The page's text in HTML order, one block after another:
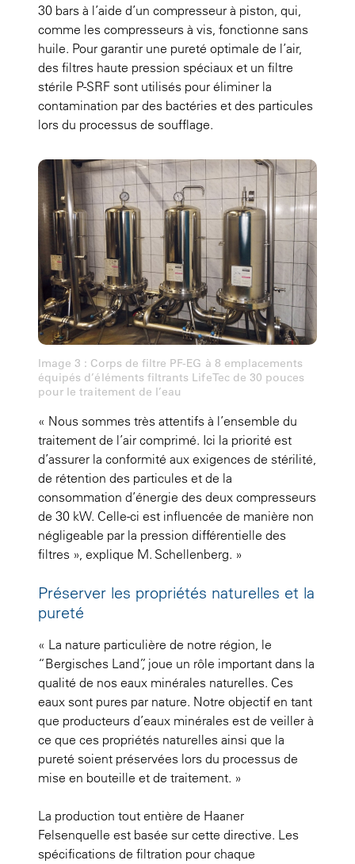
30 bars à l’aide d’un compresseur à piston, qui,
comme les compresseurs à vis, fonctionne sans
huile. Pour garantir une pureté optimale de l’air,
des filtres haute pression spéciaux et un filtre
stérile P-SRF sont utilisés pour éliminer la
contamination par des bactéries et des particules
lors du processus de soufflage.
Image 3 : Corps de filtre PF-EG à 8 emplacements
équipés d’éléments filtrants LifeTec de 30 pouces
pour le traitement de l’eau
« Nous sommes très attentifs à l’ensemble du
traitement de l’air comprimé. Ici la priorité est
d’assurer la conformité aux exigences de stérilité,
de rétention des particules et de la
consommation d’énergie des deux compresseurs
de 30 kW. Celle-ci est influencée de manière non
négligeable par la pression différentielle des
filtres », explique M. Schellenberg. »
Préserver les propriétés naturelles et la
pureté
« La nature particulière de notre région, le
“Bergisches Land”, joue un rôle important dans la
qualité de nos eaux minérales naturelles. Ces
eaux sont pures par nature. Notre objectif en tant
que producteurs d’eaux minérales est de veiller à
ce que ces propriétés naturelles ainsi que la
pureté soient préservées lors du processus de
mise en bouteille et de traitement. »
La production tout entière de Haaner
Felsenquelle est basée sur cette directive. Les
spécifications de filtration pour chaque